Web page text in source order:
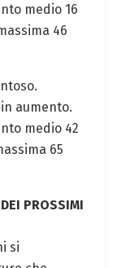
​medio 16
46
aumento.
medio 42
65
PROSSIMI
si